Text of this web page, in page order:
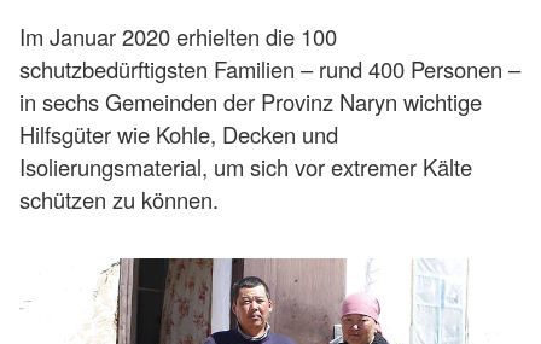
Im Januar 2020 erhielten die 100
schutzbedürftigsten Familien – rund 400 Personen –
in sechs Gemeinden der Provinz Naryn wichtige
Hilfsgüter wie Kohle, Decken und
Isolierungsmaterial, um sich vor extremer Kälte
schützen zu können.